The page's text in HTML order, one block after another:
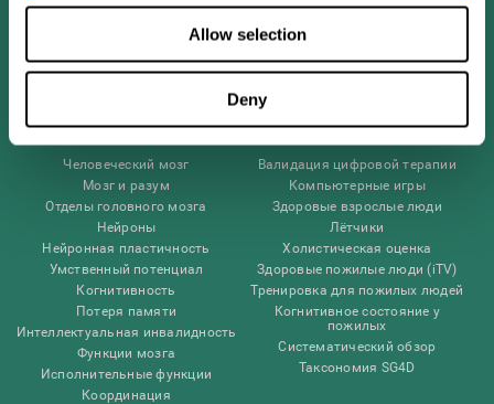
Allow selection
Deny
Мозговедение
Человеческий мозг
Мозг и разум
Отделы головного мозга
Нейроны
Нейронная пластичность
Умственный потенциал
Когнитивность
Потеря памяти
Интеллектуальная инвалидность
Функции мозга
Исполнительные функции
Координация
Исследования
Валидация цифровой терапии
Компьютерные игры
Здоровые взрослые люди
Лётчики
Холистическая оценка
Здоровые пожилые люди (iTV)
Тренировка для пожилых людей
Когнитивное состояние у
пожилых
Систематический обзор
Таксономия SG4D